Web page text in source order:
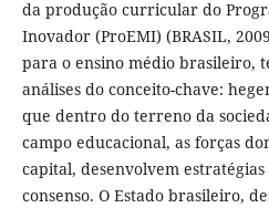
da produção curricular do
Inovador (ProEMI) (BRASIL,
para o ensino médio brasileiro,
análises do conceito-chave:
que dentro do terreno da
campo educacional, as forças
capital, desenvolvem
consenso. O Estado brasileiro,